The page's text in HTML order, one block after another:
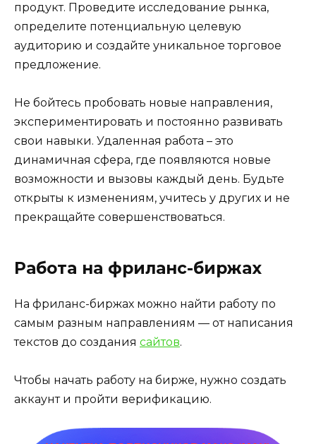
продукт. Проведите исследование рынка,
определите потенциальную целевую
аудиторию и создайте уникальное торговое
предложение.
Не бойтесь пробовать новые направления,
экспериментировать и постоянно развивать
свои навыки. Удаленная работа – это
динамичная сфера, где появляются новые
возможности и вызовы каждый день. Будьте
открыты к изменениям, учитесь у других и не
прекращайте совершенствоваться.
Работа на фриланс-биржах
На фриланс-биржах можно найти работу по
самым разным направлениям — от написания
текстов до создания сайтов.
Чтобы начать работу на бирже, нужно создать
аккаунт и пройти верификацию.